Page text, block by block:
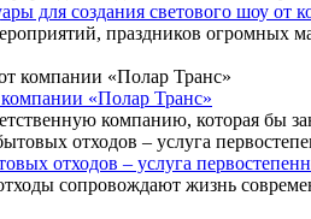
для создания светового шоу от
праздников огромных
компании «Полар Транс»
компанию, которая бы
отходов – услуга
сопровождают жизнь